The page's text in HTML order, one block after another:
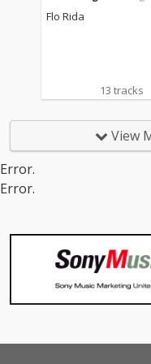
e)
Flo Rida
13 tracks
View
Error.
Error.